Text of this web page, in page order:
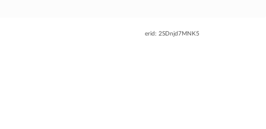
erid: 2SDnjd7MNK5